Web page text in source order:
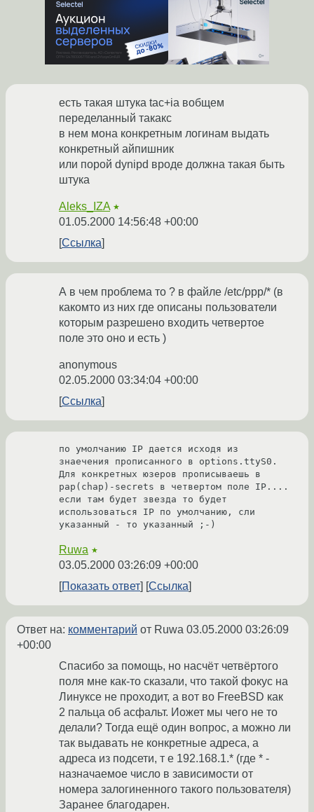
есть такая штука tac+ia вобщем
переделанный такакс
в нем мона конкретным логинам выдать
конкретный айпишник
или порой dynipd вроде должна такая быть
штука
Aleks_IZA ★
01.05.2000 14:56:48 +00:00
Ссылка
А в чем проблема то ? в файле /etc/ppp/* (в
какомто из них где описаны пользователи
которым разрешено входить четвертое
поле это оно и есть )
anonymous
02.05.2000 03:34:04 +00:00
Ссылка
по умолчанию IP дается исходя из
знаечения прописанного в options.ttyS0.
Для конкретных юзеров прописываешь в
pap(chap)-secrets в четвертом поле IP....
если там будет звезда то будет
использоваться IP по умолчанию, сли
указанный - то указанный ;-)
Ruwa ★
03.05.2000 03:26:09 +00:00
Показать ответ
Ссылка
Ответ на: комментарий от Ruwa 03.05.2000 03:26:09
+00:00
Спасибо за помощь, но насчёт четвёртого
поля мне как-то сказали, что такой фокус на
Линуксе не проходит, а вот во FreeBSD как
2 пальца об асфальт. Иожет мы чего не то
делали? Тогда ещё один вопрос, а можно ли
так выдавать не конкретные адреса, а
адреса из подсети, т е 192.168.1.* (где * -
назначаемое число в зависимости от
номера залогиненного такого пользователя)
Заранее благодарен.